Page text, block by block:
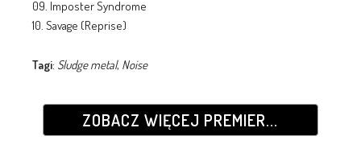
09. Imposter Syndrome
10. Savage (Reprise)
Tagi: Sludge metal, Noise
ZOBACZ WIĘCEJ PREMIER...